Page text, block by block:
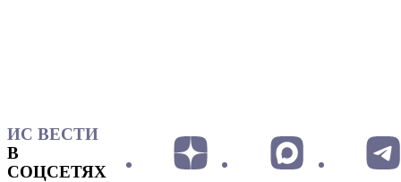
ИС ВЕСТИ
В
СОЦСЕТЯХ